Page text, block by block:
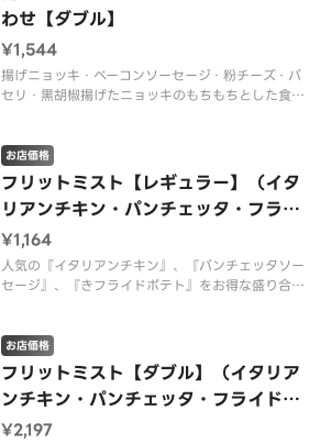
わせ【ダブル】
¥1,544
揚げニョッキ・ベーコンソーセージ・粉チーズ・パ
セリ・黒胡椒揚げたニョッキのもちもちとした食感
フリットミスト【レギュラー】（イタ
リアンチキン・パンチェッタ・フライ
ドポテト）
お店価格
¥1,164
人気の『イタリアンチキン』、『パンチェッタソー
セージ』、『きフライドポテト』をお得な盛り合わ
フリットミスト【ダブル】（イタリア
ンチキン・パンチェッタ・フライドポ
テト）
お店価格
¥2,197